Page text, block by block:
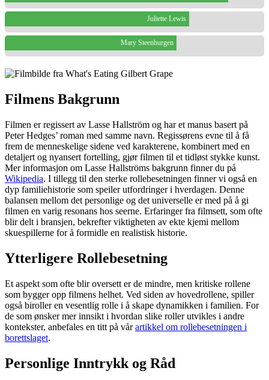
Juliette Lewis
Mary Steenburgen
Filmens Bakgrunn
Filmen er regissert av Lasse Hallström og har et manus basert på
Peter Hedges’ roman med samme navn. Regissørens evne til å få
frem de menneskelige sidene ved karakterene, kombinert med en
detaljert og nyansert fortelling, gjør filmen til et tidløst stykke kunst.
Mer informasjon om Lasse Hallströms bakgrunn finner du på
Wikipedia. I tillegg til den sterke rollebesetningen finner vi også en
dyp familiehistorie som speiler utfordringer i hverdagen. Denne
balansen mellom det personlige og det universelle er med på å gi
filmen en varig resonans hos seerne. Erfaringer fra filmsett, som ofte
blir delt i bransjen, bekrefter viktigheten av ekte kjemi mellom
skuespillerne for å formidle en realistisk historie.
Ytterligere Rollebesetning
Et aspekt som ofte blir oversett er de mindre, men kritiske rollene
som bygger opp filmens helhet. Ved siden av hovedrollene, spiller
også biroller en vesentlig rolle i å skape dynamikken i familien. For
de som ønsker mer innsikt i hvordan slike roller utvikles i andre
kontekster, anbefales en titt på vårartikkel om rollebesetningen i
borettslaget.
Personlige Inntrykk og Råd